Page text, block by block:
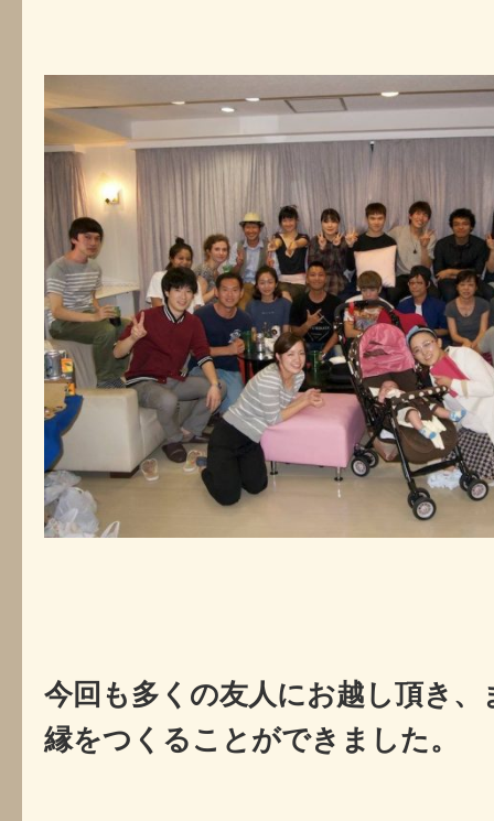
今回も多くの友人にお越し頂き、
縁をつくることができました。